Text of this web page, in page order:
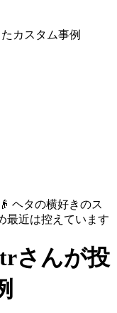
カスタム事例
ヘタの横好きのス
最近は控えています
さんが投